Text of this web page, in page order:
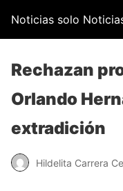
Noticias solo
Rechazan
Orlando
extradición
Hildelita Carrera